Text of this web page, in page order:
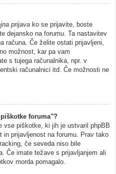
prijava ko se prijavite, boste
dejansko na forumu. Ta nastavitev
računa. Če želite ostati prijavljeni,
možnost, kar pa vam
s tujega računalnika, npr. v
računalnici itd. Če možnosti ne
foruma"?
vse piškotke, ki jih je ustvaril phpBB
in prijavljenost na forumu. Prav tako
če seveda niso bile
Če imate težave s prijavljanjem ali
morda pomagalo.